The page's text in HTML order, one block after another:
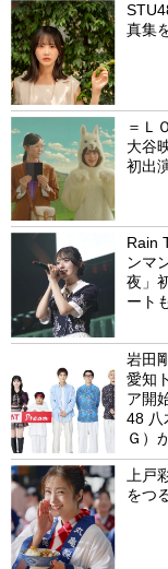
真集
＝Ｌ
大谷
初出
Rain
ンマ
夜」
ート
岩田
愛知
ア開
48 八
Ｇ）
上戸
をつ